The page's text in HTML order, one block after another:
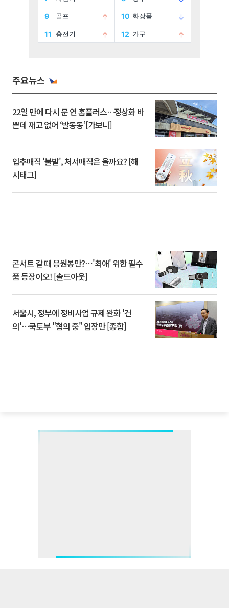
주요뉴스
22일 만에 다시 문 연 홈플러스…정상화 바
쁜데 재고 없어 ‘발동동’[가보니]
입추매직 '불발', 처서매직은 올까요? [해
시태그]
콘서트 갈 때 응원봉만?⋯'최애' 위한 필수
품 등장이오! [솔드아웃]
서울시, 정부에 정비사업 규제 완화 '건
의'⋯국토부 "협의 중" 입장만 [종합]